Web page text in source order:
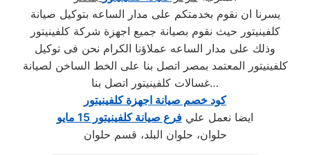
يسرنا ان نقوم بخدمتكم على مدار الساعه بتوكيل صيانة
كلفينيتور حيث نقوم بصيانة جميع اجهزة شركة كلفينيتور
وذلك على مدار الساعه عملاؤنا الكرام نحن فى توكيل
كلفينيتور المعتمد بمصر اتصل بنا على الخط الساخن لصيانة
غسالات كلفينيتور اتصل بنا…
كود خصم صيانة اجهزة كلفينيتور
ايضا نعمل علي فرع صيانة كلفينيتور 15 مايو
حلوان، حلوان البلد، قسم حلوان